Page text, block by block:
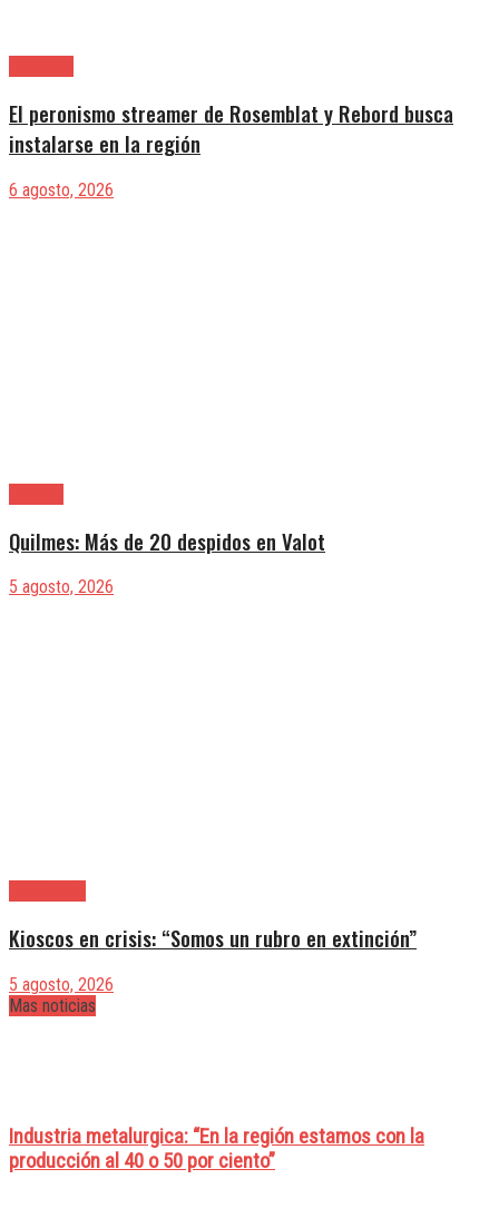
El peronismo streamer de Rosemblat y Rebord busca
instalarse en la región
6 agosto, 2026
Quilmes: Más de 20 despidos en Valot
5 agosto, 2026
Kioscos en crisis: “Somos un rubro en extinción”
5 agosto, 2026
Mas noticias
Industria metalurgica: “En la región estamos con la
producción al 40 o 50 por ciento”